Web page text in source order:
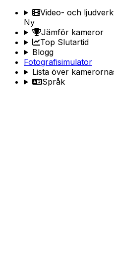
Video- och
Ny
Jämför kameror
Top Slutartid
Blogg
Fotografisimulator
Lista över
Språk